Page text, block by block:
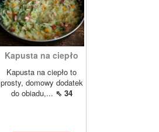
Kapusta na ciepło
Kapusta na ciepło to
prosty, domowy dodatek
do obiadu,... ⇖ 34